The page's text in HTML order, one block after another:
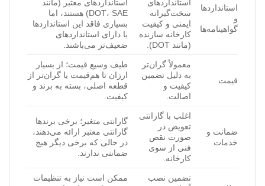
استانداردها
و
گواهینامه‌ها
استانداردهای
سخت‌گیرانه
ایمنی و کیفیت
کارخانه سازنده
(مانند DOT).
استانداردهای معتبر (مانند
DOT، SAE) هستند، اما
بسیاری فاقد این استانداردها
یا دارای استانداردهای
ضعیف‌تر می‌باشند.
قیمت
معمولاً گران‌تر
به دلیل تضمین
کیفیت و
اصالت.
طیف وسیع قیمت؛ از بسیار
ارزان تا هم‌قیمت یا گران‌تر از
قطعه اصلی، بسته به برند و
کیفیت.
ضمانت و
خدمات
اغلب با گارانتی
تعویض در
صورت نقص
فنی از سوی
کارخانه.
گارانتی متغیر؛ برخی برندها
گارانتی معتبر ارائه می‌دهند،
در حالی که برخی دیگر هیچ
ضمانتی ندارند.
تضمین نصب
ممکن است نیاز به تنظیمات